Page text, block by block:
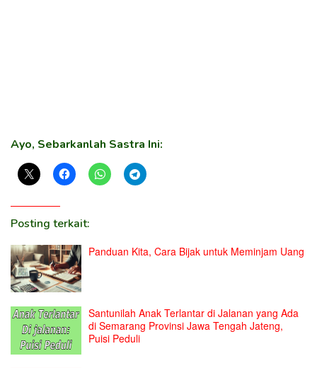
Ayo, Sebarkanlah Sastra Ini:
Posting terkait:
Panduan Kita, Cara Bijak untuk Meminjam Uang
Santunilah Anak Terlantar di Jalanan yang Ada
di Semarang Provinsi Jawa Tengah Jateng,
Puisi Peduli